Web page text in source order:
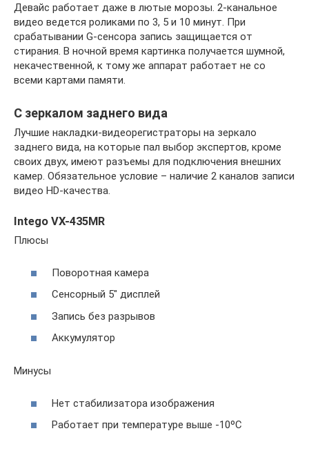
Девайс работает даже в лютые морозы. 2-канальное
видео ведется роликами по 3, 5 и 10 минут. При
срабатывании G-сенсора запись защищается от
стирания. В ночной время картинка получается шумной,
некачественной, к тому же аппарат работает не со
всеми картами памяти.
С зеркалом заднего вида
Лучшие накладки-видеорегистраторы на зеркало
заднего вида, на которые пал выбор экспертов, кроме
своих двух, имеют разъемы для подключения внешних
камер. Обязательное условие – наличие 2 каналов записи
видео HD-качества.
Intego VX-435MR
Плюсы
Поворотная камера
Сенсорный 5″ дисплей
Запись без разрывов
Аккумулятор
Минусы
Нет стабилизатора изображения
Работает при температуре выше -10ºС